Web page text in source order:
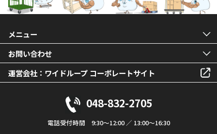
メニュー
お問い合わせ
運営会社：ワイドループ コーポレートサイト
048-832-2705
電話受付時間 9:30～12:00 ／ 13:00～16:30